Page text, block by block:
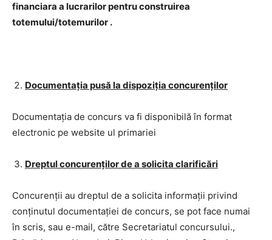
financiara a lucrarilor pentru construirea
totemului/totemurilor .
Documentația pusă la dispoziția concurenților
Documentația de concurs va fi disponibilă în format
electronic pe website ul primariei
Dreptul concurenților de a solicita clarificări
Concurenții au dreptul de a solicita informaţii privind
conținutul documentației de concurs, se pot face numai
în scris, sau e-mail, către Secretariatul concursului.,